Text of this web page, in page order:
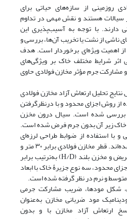
روزمینی از سازه‌های حیاتی برای
هستند و نقش مهمی در تداوم
دارند. با توجه به آسیب‌پذیری این
ناشی از نشت یا تخریب آن‌ها، بررسی و
از اهمیت ویژه‌ای برخوردار است. هدف
شرایط مختلف خاک بر ویژگی‌های
مشارکت جرم مؤثر مخازن فولادی حاوی
تحلیل ارتعاش آزاد مخازن فولادی
از روش اجزای محدود و با درنظرگرفتن
شده است. سیال درون مخزن
خاک زیر آن بدون جرم فرض شده است.
و با استفاده از ضوابط طراحی لرزه‌ای
استاندارد API 650 طراحی شده‌اند. قطر مخازن فولادی برابر ۳۰ متر و
نسبت ارتفاع به قطر مخزن عریض و مخزن بلند (H/D) به‌ترتیب برابر
اجزای محدود، سه نوع جزیرۀ خاک با ابعاد
و نرم در نظر گرفته شده است.
شکل مودها، ضریب مشارکت جرمی
مود ضربانی مخازن به‌عنوان
ارتعاش آزاد مخازن با و بدون